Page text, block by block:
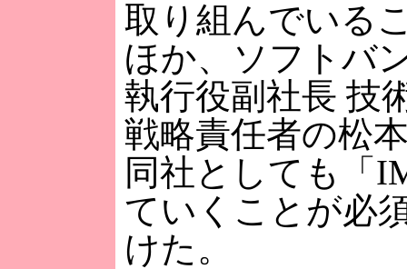
取り組んでいる
ほか、ソフトバ
執行役副社長 技
戦略責任者の松
同社としても「
ていくことが必
けた。